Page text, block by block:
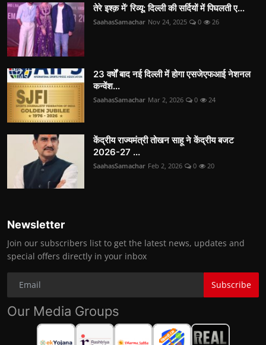
तेरे इश्क़ में’ रिव्यू: दिल्ली की सर्दियों में पिघलती ए...
SaahasSamachar Nov 24, 2025 0 26
23 वर्षों बाद नई दिल्ली में होगा एसजेएफआई नेशनल
कन्वेंश...
SaahasSamachar Mar 2, 2026 0 24
केंद्रीय राज्यमंत्री तोखन साहू ने केंद्रीय बजट
2026-27 ...
SaahasSamachar Feb 2, 2026 0 20
Newsletter
Join our subscribers list to get the latest news, updates and
special offers directly in your inbox
Subscribe
Our Media Groups